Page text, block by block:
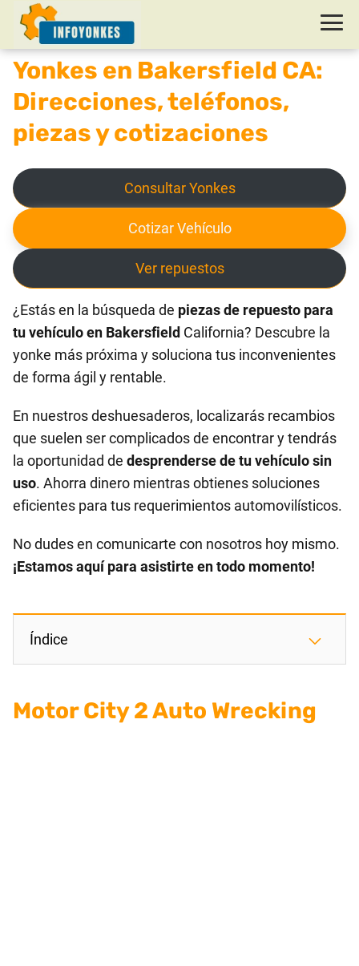
Yonkes en Bakersfield CA:
Direcciones, teléfonos,
piezas y cotizaciones
Consultar Yonkes
Cotizar Vehículo
Ver repuestos
¿Estás en la búsqueda de piezas de repuesto para
tu vehículo en Bakersfield California? Descubre la
yonke más próxima y soluciona tus inconvenientes
de forma ágil y rentable.
En nuestros deshuesaderos, localizarás recambios
que suelen ser complicados de encontrar y tendrás
la oportunidad de desprenderse de tu vehículo sin
uso. Ahorra dinero mientras obtienes soluciones
eficientes para tus requerimientos automovilísticos.
No dudes en comunicarte con nosotros hoy mismo.
¡Estamos aquí para asistirte en todo momento!
Índice
Motor City 2 Auto Wrecking